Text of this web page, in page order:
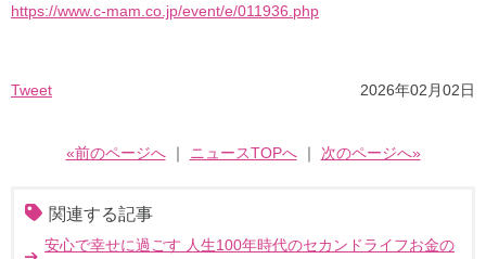
https://www.c-mam.co.jp/event/e/011936.php
Tweet 2026年02月02日
«前のページへ｜ ニュースTOPへ｜ 次のページへ»
関連する記事
安心で幸せに過ごす 人生100年時代のセカンドライフお金の